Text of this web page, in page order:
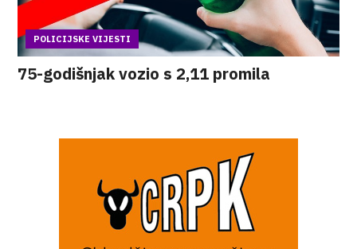
POLICIJSKE VIJESTI
75-godišnjak vozio s 2,11 promila